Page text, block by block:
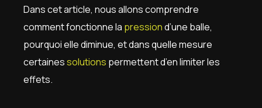
Dans cet article, nous allons comprendre
comment fonctionne la pressiond’une balle,
pourquoi elle diminue, et dans quelle mesure
certainessolutions permettent d’en limiter les
effets.